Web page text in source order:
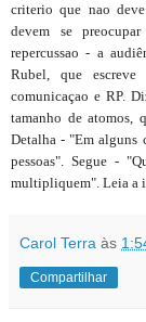
criterio que nao
devem se
repercussao - a
Rubel, que escreve
comunicaçao e RP.
tamanho de atomos,
Detalha - "Em alguns
pessoas". Segue -
multipliquem". Leia a
Carol Terra às
Compartilhar